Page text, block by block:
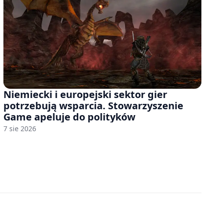
Niemiecki i europejski sektor gier
potrzebują wsparcia. Stowarzyszenie
Game apeluje do polityków
7 sie 2026